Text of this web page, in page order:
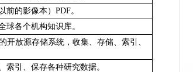
前的影像本） PDF。
球各个机构知识库。
开放源存储系统，收集、存储、索引、
索引、保存各种研究数据。